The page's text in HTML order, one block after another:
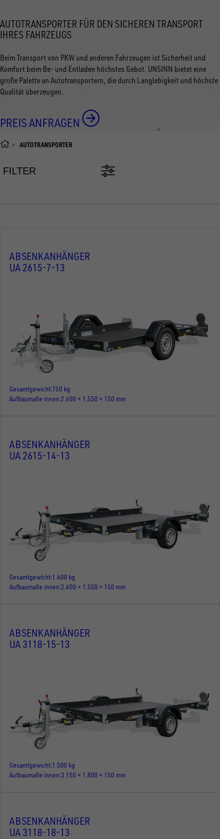
AUTOTRANSPORTER FÜR DEN SICHEREN TRANSPORT
IHRES FAHRZEUGS
Beim Transport von PKW und anderen Fahrzeugen ist Sicherheit und
Komfort beim Be- und Entladen höchstes Gebot. UNSINN bietet eine
große Palette an Autotransportern, die durch Langlebigkeit und höchste
Qualität überzeugen.
PREIS ANFRAGEN
AUTOTRANSPORTER
FILTER
ABSENKANHÄNGER
UA 2615-7-13
Gesamtgewicht 750 kg
Aufbaumaße innen 2.600 × 1.550 × 150 mm
ABSENKANHÄNGER
UA 2615-14-13
Gesamtgewicht 1.400 kg
Aufbaumaße innen 2.600 × 1.550 × 150 mm
ABSENKANHÄNGER
UA 3118-15-13
Gesamtgewicht 1.500 kg
Aufbaumaße innen 3.150 × 1.800 × 150 mm
ABSENKANHÄNGER
UA 3118-18-13